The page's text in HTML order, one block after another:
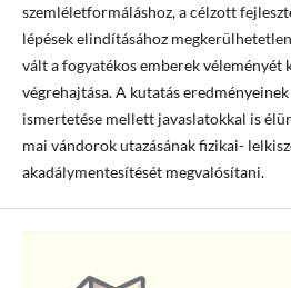
szemléletformáláshoz, a célzott
lépések elindításához
vált a fogyatékos emberek véleményét
végrehajtása. A kutatás eredményeinek
ismertetése mellett javaslatokkal is
mai vándorok utazásának fizikai-
akadálymentesítését megvalósítani.